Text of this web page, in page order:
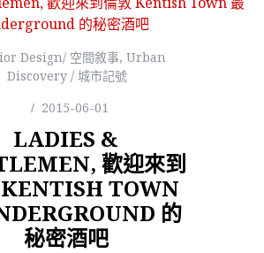
Design/ 空間敘事,Urban
Discovery / 城市記號
2015-06-01
LADIES &
歡迎來到
TOWN
的
秘密酒吧